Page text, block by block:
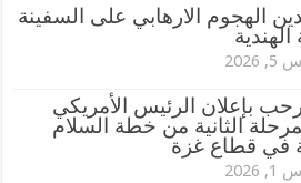
الهجوم الارهابي على السفينة
الهندية
بإعلان الرئيس الأمريكي
الثانية من خطة السلام
في قطاع غزة